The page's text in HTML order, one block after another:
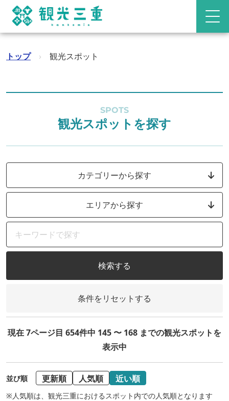
トップ › 観光スポット
SPOTS
観光スポットを探す
カテゴリーから探す
エリアから探す
検索する
条件をリセットする
現在 7ページ目 654件中 145 〜 168 までの観光スポットを
表示中
並び順 更新順 人気順 近い順
※人気順は、観光三重におけるスポット内での人気順となります